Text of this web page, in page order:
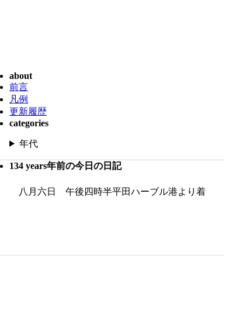
about
前言
凡例
更新履歴
categories
年代
134 years年前の今日の日記
八月六日 午後四時半平田ハーブル港より着